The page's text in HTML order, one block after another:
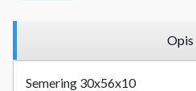
Opis
Semering 30x56x10